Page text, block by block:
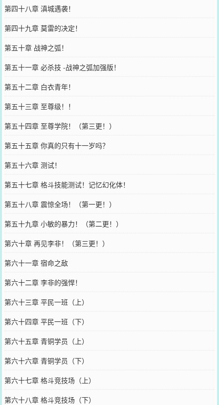
第四十八章 滇城遇袭！
第四十九章 莫雷的决定！
第五十章 战神之弧！
第五十一章 必杀技 -战神之弧加强版！
第五十二章 白衣青年！
第五十三章 至尊级！！
第五十四章 至尊学院！（第三更！）
第五十五章 你真的只有十一岁吗？
第五十六章 测试！
第五十七章 格斗技能测试！记忆幻化体！
第五十八章 震惊全场！（第一更！）
第五十九章 小敏的暴力！（第二更！）
第六十章 再见李非！（第三更！）
第六十一章 宿命之敌
第六十二章 李非的强悍！
第六十三章 平民一班（上）
第六十四章 平民一班（下）
第六十五章 青铜学员（上）
第六十六章 青铜学员（下）
第六十七章 格斗竞技场（上）
第六十八章 格斗竞技场（下）